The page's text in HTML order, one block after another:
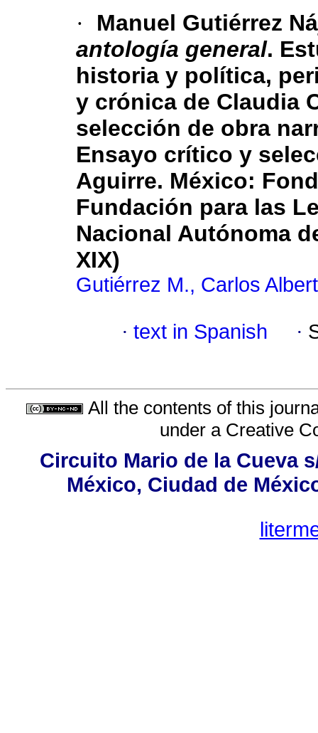
·
Manuel Gutiérrez
antología general.
historia y política,
y crónica de Claudia
selección de obra
Ensayo crítico y
Aguirre. México:
Fundación para las
Nacional Autónoma
XIX)
Gutiérrez M., Carlos
· text in Spanish ·
All the contents of this
under a Creative
Circuito Mario de la Cueva
México, Ciudad de